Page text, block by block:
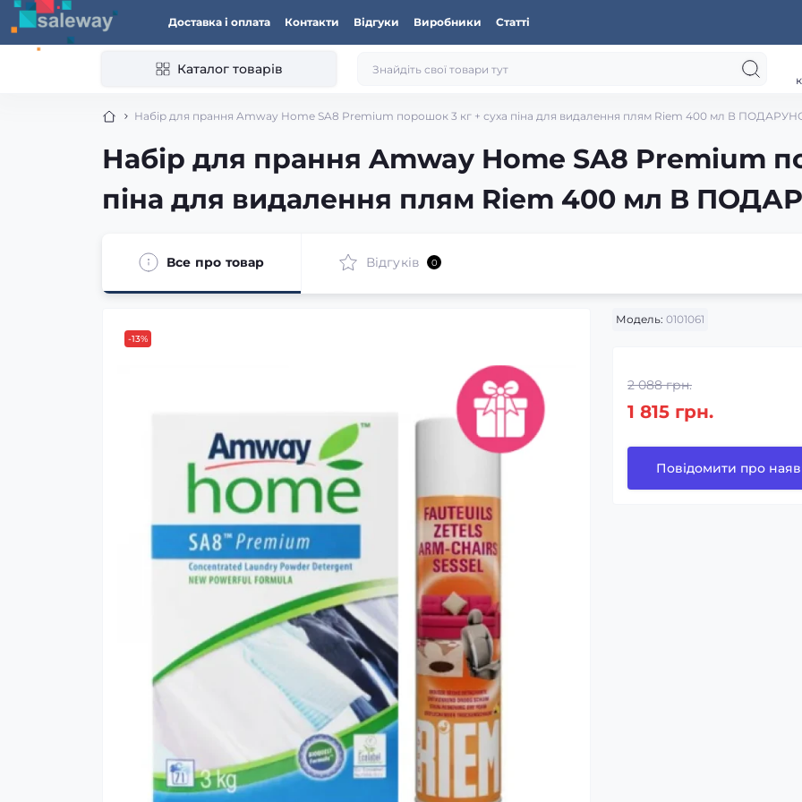
Доставка і оплата Контакти Відгуки Виробники Статті
Каталог товарів
Набір для прання Amway Home SA8 Premium порошок 3 кг + суха піна для видалення плям Riem 400 мл В
Набір для прання Amway Home SA8 Premium
піна для видалення плям Riem 400 мл В
Все про товар Відгуків 0
-13%
Модель: 0101061
2 088 грн.
1 815 грн.
Повідомити про